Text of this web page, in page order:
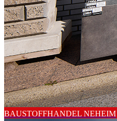
BAUSTOFFHANDEL NEHEIM